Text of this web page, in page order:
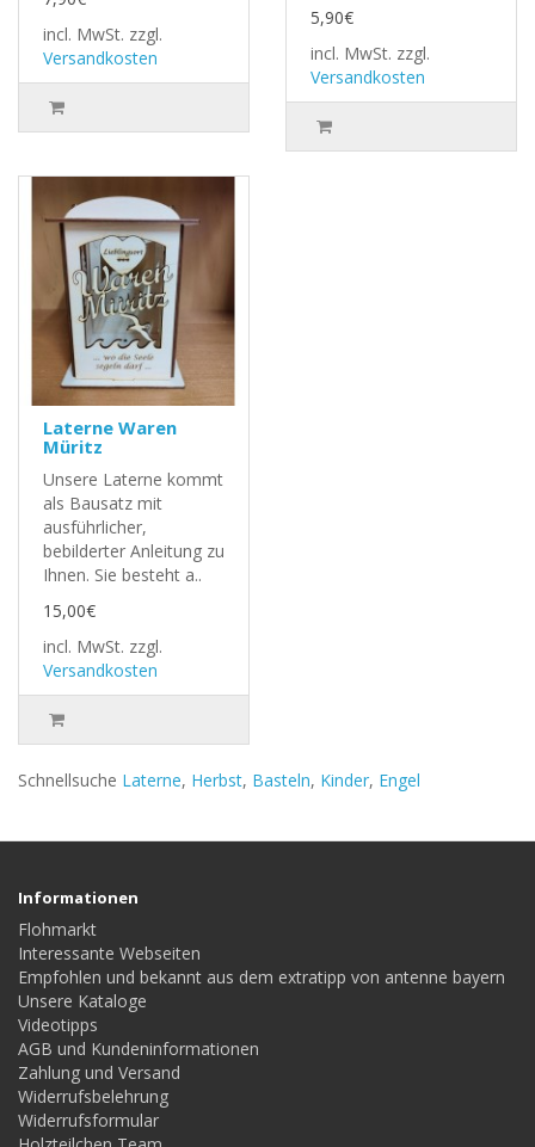
incl. MwSt. zzgl.
Versandkosten
5,90€
incl. MwSt. zzgl.
Versandkosten
Laterne Waren
Müritz
Unsere Laterne kommt
als Bausatz mit
ausführlicher,
bebilderter Anleitung zu
Ihnen. Sie besteht a..
15,00€
incl. MwSt. zzgl.
Versandkosten
Schnellsuche Laterne, Herbst, Basteln, Kinder, Engel
Informationen
Flohmarkt
Interessante Webseiten
Empfohlen und bekannt aus dem extratipp von antenne bayern
Unsere Kataloge
Videotipps
AGB und Kundeninformationen
Zahlung und Versand
Widerrufsbelehrung
Widerrufsformular